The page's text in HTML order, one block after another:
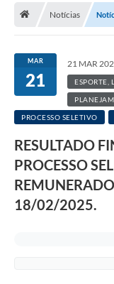
Notícias
MAR
21
21 MAR
ESPORTE,
PROCESSO SELETIVO
RESULTADO
PROCESSO
18/02/2025.